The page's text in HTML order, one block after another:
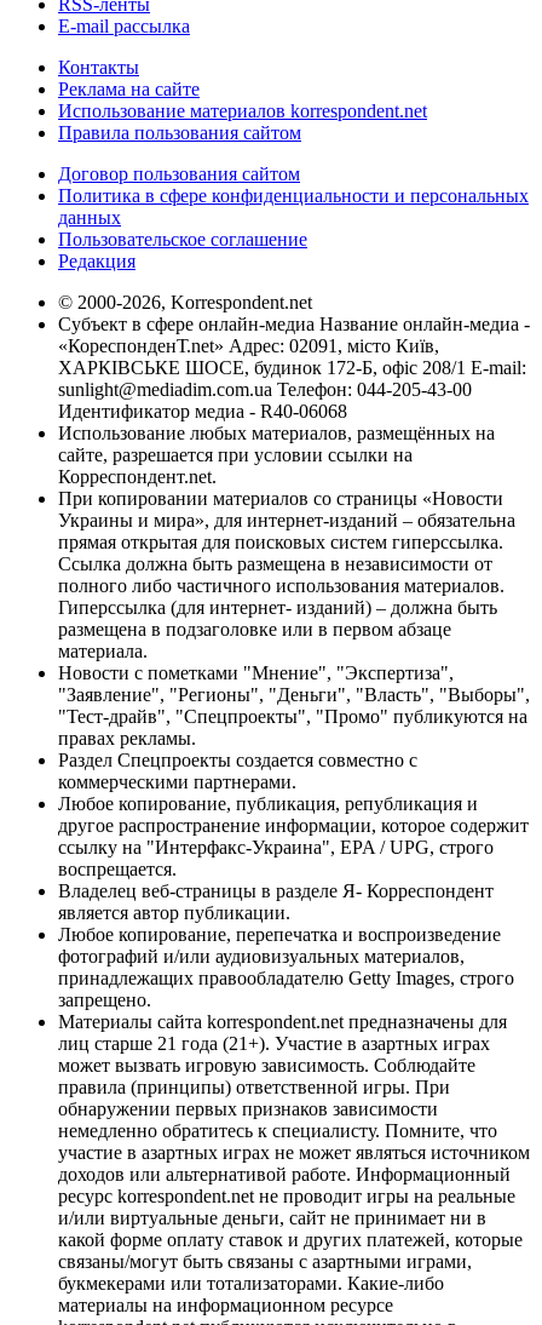
E-mail рассылка
Контакты
Реклама на сайте
Использование материалов korrespondent.net
Правила пользования сайтом
Договор пользования сайтом
Политика в сфере конфиденциальности и персональных
данных
Пользовательское соглашение
Редакция
© 2000-2026, Korrespondent.net
Субъект в сфере онлайн-медиа Название онлайн-медиа -
«КореспонденТ.net» Адрес: 02091, місто Київ,
ХАРКІВСЬКЕ ШОСЕ, будинок 172-Б, офіс 208/1 E-mail:
sunlight@mediadim.com.ua Телефон: 044-205-43-00
Идентификатор медиа - R40-06068
Использование любых материалов, размещённых на
сайте, разрешается при условии ссылки на
Корреспондент.net.
При копировании материалов со страницы «Новости
Украины и мира», для интернет-изданий – обязательна
прямая открытая для поисковых систем гиперссылка.
Ссылка должна быть размещена в независимости от
полного либо частичного использования материалов.
Гиперссылка (для интернет- изданий) – должна быть
размещена в подзаголовке или в первом абзаце
материала.
Новости с пометками "Мнение", "Экспертиза",
"Заявление", "Регионы", "Деньги", "Власть", "Выборы",
"Тест-драйв", "Спецпроекты", "Промо" публикуются на
правах рекламы.
Раздел Спецпроекты создается совместно с
коммерческими партнерами.
Любое копирование, публикация, републикация и
другое распространение информации, которое содержит
ссылку на "Интерфакс-Украина", EPA / UPG, строго
воспрещается.
Владелец веб-страницы в разделе Я- Корреспондент
является автор публикации.
Любое копирование, перепечатка и воспроизведение
фотографий и/или аудиовизуальных материалов,
принадлежащих правообладателю Getty Images, строго
запрещено.
Материалы сайта korrespondent.net предназначены для
лиц старше 21 года (21+). Участие в азартных играх
может вызвать игровую зависимость. Соблюдайте
правила (принципы) ответственной игры. При
обнаружении первых признаков зависимости
немедленно обратитесь к специалисту. Помните, что
участие в азартных играх не может являться источником
доходов или альтернативой работе. Информационный
ресурс korrespondent.net не проводит игры на реальные
и/или виртуальные деньги, сайт не принимает ни в
какой форме оплату ставок и других платежей, которые
связаны/могут быть связаны с азартными играми,
букмекерами или тотализаторами. Какие-либо
материалы на информационном ресурсе